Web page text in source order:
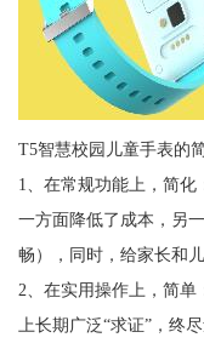
T5智慧校园儿童手表的
1、在常规功能上，简化
一方面降低了成本，另
畅），同时，给家长和
2、在实用操作上，简
上长期广泛“求证”，终